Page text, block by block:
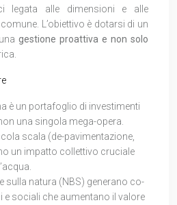
legata alle dimensioni e alle
L’obiettivo è dotarsi di un
gestione proattiva e non solo
è un portafoglio di investimenti
una singola mega-opera.
scala (de-pavimentazione,
un impatto collettivo cruciale
sulla natura (NBS) generano co-
e sociali che aumentano il valore